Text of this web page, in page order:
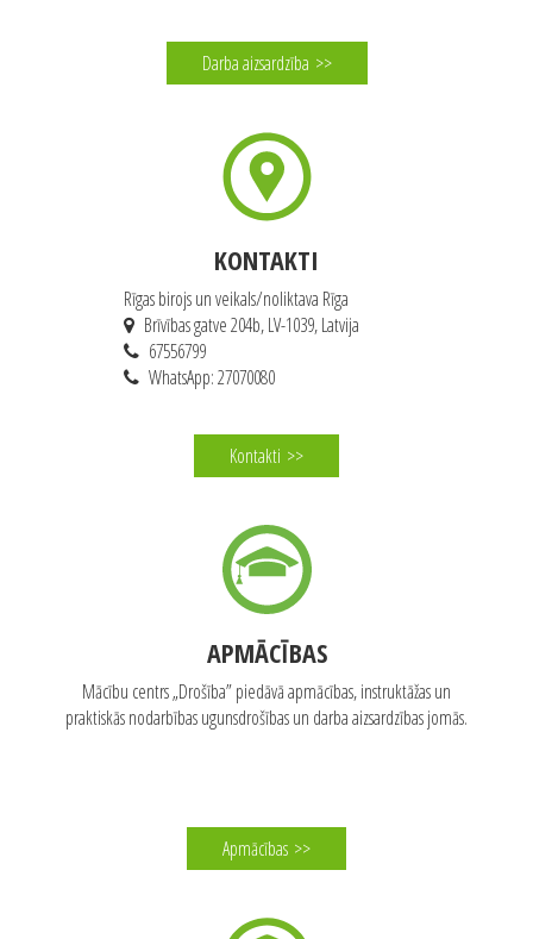
Darba aizsardzība >>
KONTAKTI
Rīgas birojs un veikals/noliktava Rīga
Brīvības gatve 204b, LV-1039, Latvija
67556799
WhatsApp: 27070080
Kontakti >>
APMĀCĪBAS
Mācību centrs „Drošība” piedāvā apmācības, instruktāžas un
praktiskās nodarbības ugunsdrošības un darba aizsardzības jomās.
Apmācības >>